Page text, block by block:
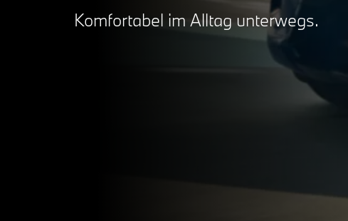
Komfortabel im Alltag unterwegs.